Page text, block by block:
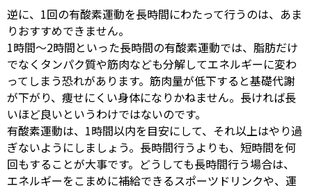
逆に、 1回の有酸素運動を長時間にわたって行うのは、あま
りおすすめできません。
1時間～2時間といった長時間の有酸素運動では、脂肪だけ
でなくタンパク質や筋肉なども分解してエネルギーに変わ
ってしまう恐れがあります。筋肉量が低下すると基礎代謝
が下がり、痩せにくい身体になりかねません。長ければ長
いほど良いというわけではないのです。
有酸素運動は、 1時間以内を目安にして、それ以上はやり過
ぎないようにしましょう。長時間行うよりも、短時間を何
回もすることが大事です。どうしても長時間行う場合は、
エネルギーをこまめに補給できるスポーツドリンクや、運